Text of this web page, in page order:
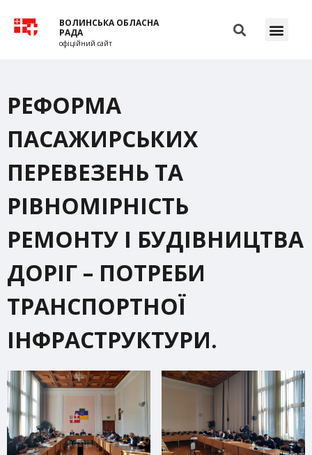
ВОЛИНСЬКА ОБЛАСНА
РАДА
офіційний сайт
РЕФОРМА
ПАСАЖИРСЬКИХ
ПЕРЕВЕЗЕНЬ ТА
РІВНОМІРНІСТЬ
РЕМОНТУ І БУДІВНИЦТВА
ДОРІГ – ПОТРЕБИ
ТРАНСПОРТНОЇ
ІНФРАСТРУКТУРИ.